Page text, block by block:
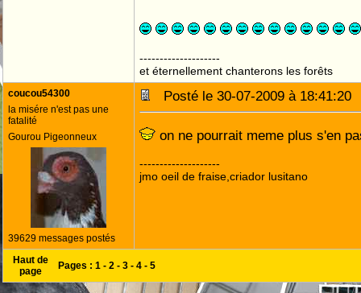
--------------------
et éternellement chanterons les forêts
coucou54300
la misére n'est pas une
fatalité
Gourou Pigeonneux
39629 messages postés
Posté le 30-07-2009 à
on ne pourrait meme plus s'en
--------------------
jmo oeil de fraise,criador lusitano
Haut de
page
Pages : 1 - 2 - 3 - 4 - 5